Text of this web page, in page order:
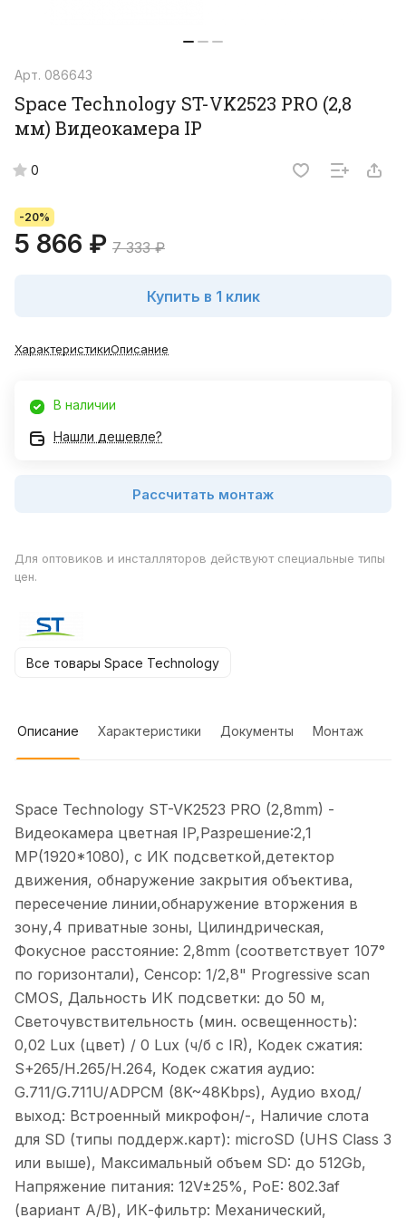
Арт. 086643
Space Technology ST-VK2523 PRO (2,8
мм) Видеокамера IP
0
-20%
5 866 ₽ 7 333 ₽
Купить в 1 клик
ХарактеристикиОписание
В наличии
Нашли дешевле?
Рассчитать монтаж
Для оптовиков и инсталляторов действуют специальные типы
цен.
Все товары Space Technology
Описание Характеристики Документы Монтаж
Space Technology ST-VK2523 PRO (2,8mm) -
Видеокамера цветная IP,Разрешение:2,1
MP(1920*1080), с ИК подсветкой,детектор
движения, обнаружение закрытия объектива,
пересечение линии,обнаружение вторжения в
зону,4 приватные зоны, Цилиндрическая,
Фокусное расстояние: 2,8mm (соответствует 107°
по горизонтали), Сенсор: 1/2,8" Progressive scan
CMOS, Дальность ИК подсветки: до 50 м,
Светочувствительность (мин. освещенность):
0,02 Lux (цвет) / 0 Lux (ч/б c IR), Кодек сжатия:
S+265/H.265/H.264, Кодек сжатия аудио:
G.711/G.711U/ADPCM (8K~48Kbps), Аудио вход/
выход: Встроенный микрофон/-, Наличие слота
для SD (типы поддерж.карт): microSD (UHS Class 3
или выше), Максимальный объем SD: до 512Gb,
Напряжение питания: 12V±25%, PoE: 802.3af
(вариант А/В), ИК-фильтр: Механический,